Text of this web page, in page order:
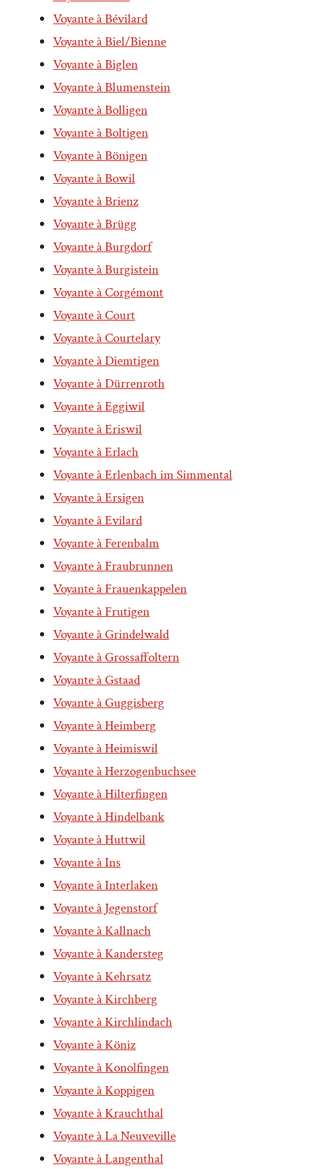
Voyante à Bévilard
Voyante à Biel/Bienne
Voyante à Biglen
Voyante à Blumenstein
Voyante à Bolligen
Voyante à Boltigen
Voyante à Bönigen
Voyante à Bowil
Voyante à Brienz
Voyante à Brügg
Voyante à Burgdorf
Voyante à Burgistein
Voyante à Corgémont
Voyante à Court
Voyante à Courtelary
Voyante à Diemtigen
Voyante à Dürrenroth
Voyante à Eggiwil
Voyante à Eriswil
Voyante à Erlach
Voyante à Erlenbach im Simmental
Voyante à Ersigen
Voyante à Evilard
Voyante à Ferenbalm
Voyante à Fraubrunnen
Voyante à Frauenkappelen
Voyante à Frutigen
Voyante à Grindelwald
Voyante à Grossaffoltern
Voyante à Gstaad
Voyante à Guggisberg
Voyante à Heimberg
Voyante à Heimiswil
Voyante à Herzogenbuchsee
Voyante à Hilterfingen
Voyante à Hindelbank
Voyante à Huttwil
Voyante à Ins
Voyante à Interlaken
Voyante à Jegenstorf
Voyante à Kallnach
Voyante à Kandersteg
Voyante à Kehrsatz
Voyante à Kirchberg
Voyante à Kirchlindach
Voyante à Köniz
Voyante à Konolfingen
Voyante à Koppigen
Voyante à Krauchthal
Voyante à La Neuveville
Voyante à Langenthal